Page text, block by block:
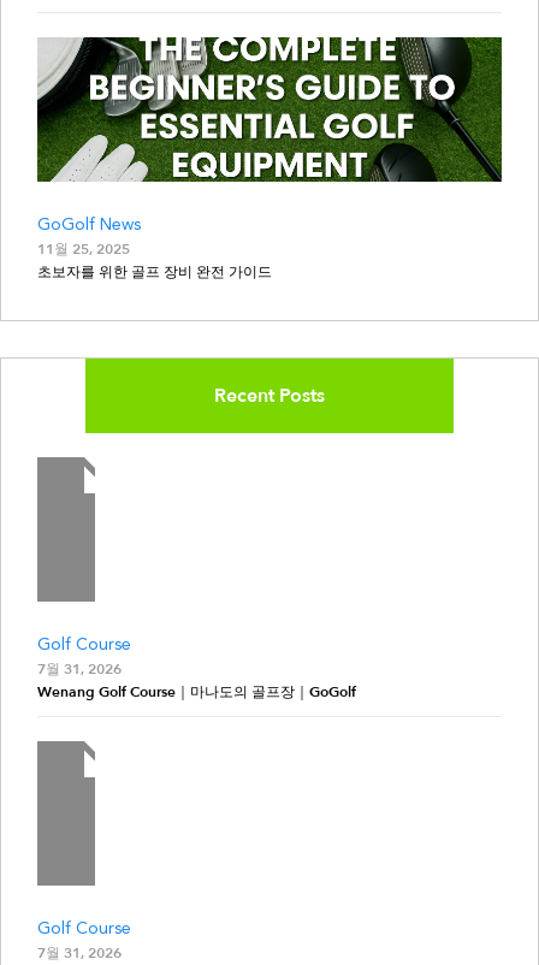
GoGolf News
11월 25, 2025
초보자를 위한 골프 장비 완전 가이드
Recent Posts
Golf Course
7월 31, 2026
Wenang Golf Course｜마나도의 골프장｜GoGolf
Golf Course
7월 31, 2026